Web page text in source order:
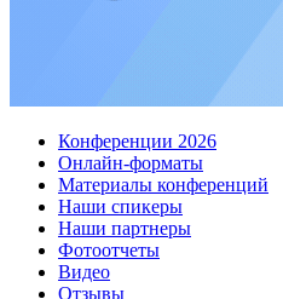
Конференции 2026
Онлайн-форматы
Материалы конференций
Наши спикеры
Наши партнеры
Фотоотчеты
Видео
Отзывы